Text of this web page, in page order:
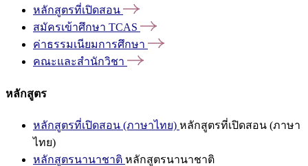
หลักสูตรที่เปิดสอน
สมัครเข้าศึกษา TCAS
ค่าธรรมเนียมการศึกษา
คณะและสำนักวิชา
หลักสูตร
หลักสูตรที่เปิดสอน (ภาษาไทย) หลักสูตรที่เปิดสอน (ภาษา
ไทย)
หลักสูตรนานาชาติ หลักสูตรนานาชาติ